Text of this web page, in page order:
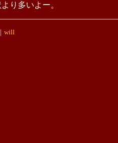
り多いよー。
will